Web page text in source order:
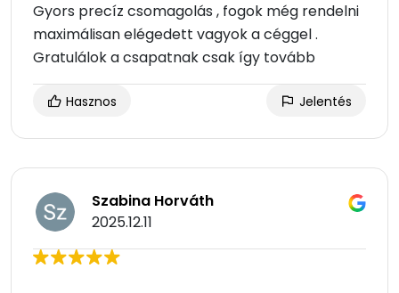
Gyors precíz csomagolás , fogok még rendelni
maximálisan elégedett vagyok a céggel .
Gratulálok a csapatnak csak így tovább
Hasznos Jelentés
Szabina Horváth
2025.12.11